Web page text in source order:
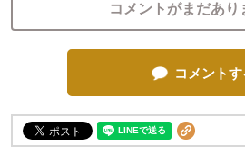
コメントがまだあり
コメントす